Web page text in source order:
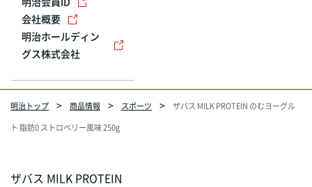
会社概要
明治ホールディン
グス株式会社
明治トップ 商品情報 スポーツ
ザバス MILK PROTEIN のむヨーグル
ト 脂肪0 ストロベリー風味 250g
ザバス MILK PROTEIN